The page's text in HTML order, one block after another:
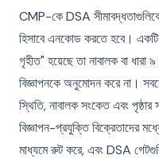
CMP-কে DSA সীমাবদ্ধতাগুলিকে
হিসাবে এনকোড করতে হবে। একটি
গৃহীত" হয়েছে তা নাবালক বা
বিজ্ঞাপনকে অনুমোদন করে না।
স্থিতি, নাবালক সংকেত এবং পৃষ্ঠার
বিজ্ঞাপন-প্রযুক্তি বিক্রেতাদের
মাধ্যমে রুট করে, এবং DSA